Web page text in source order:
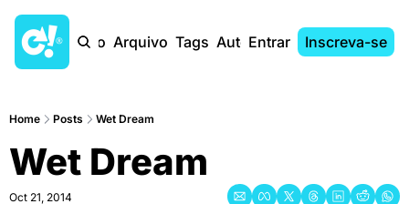
Início Arquivo Tags AutoresEntrar Inscreva-se
Home Posts Wet Dream
Wet Dream
Oct 21, 2014